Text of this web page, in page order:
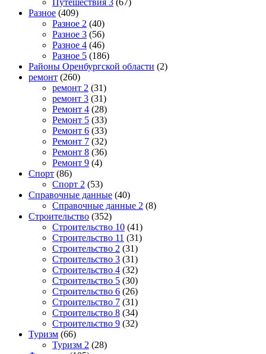
Разное (409)
Разное 2 (40)
Разное 3 (56)
Разное 4 (46)
Разное 5 (186)
Районы Оренбургской области (2)
ремонт (260)
ремонт 2 (31)
ремонт 3 (31)
Ремонт 4 (28)
Ремонт 5 (33)
Ремонт 6 (33)
Ремонт 7 (32)
Ремонт 8 (36)
Ремонт 9 (4)
Спорт (86)
Спорт 2 (53)
Справочные данные (40)
Справочные данные 2 (8)
Строительство (352)
Строительство 10 (41)
Строительство 11 (31)
Строительство 2 (31)
Строительство 3 (31)
Строительство 4 (32)
Строительство 5 (30)
Строительство 6 (26)
Строительство 7 (31)
Строительство 8 (34)
Строительство 9 (32)
Туризм (66)
Туризм 2 (28)